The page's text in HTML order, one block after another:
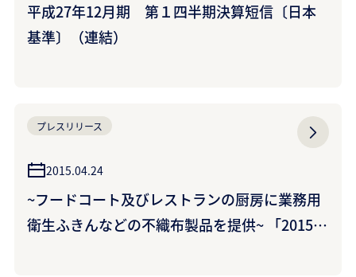
平成27年12月期 第１四半期決算短信〔日本
基準〕（連結）
プレスリリース
2015.04.24
~フードコート及びレストランの厨房に業務用
衛生ふきんなどの不織布製品を提供~ 「2015年